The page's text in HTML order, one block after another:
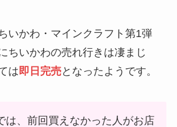
いかわ・マインクラフト第1弾
ちいかわの売れ行きは凄まじ
は 即日完売となったようです。
は、前回買えなかった人がお店